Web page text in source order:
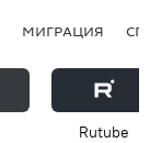
МИГРАЦИЯ
Rutube